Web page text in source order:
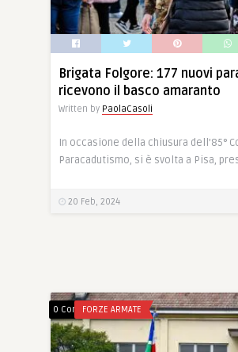
Brigata Folgore: 177 nuovi
ricevono il basco amaranto
Written by PaolaCasoli
In occasione della chiusura dell’85°
Paracadutismo, si è svolta a Pisa,
20 Feb, 2024
0 CommentsFORZE ARMATE